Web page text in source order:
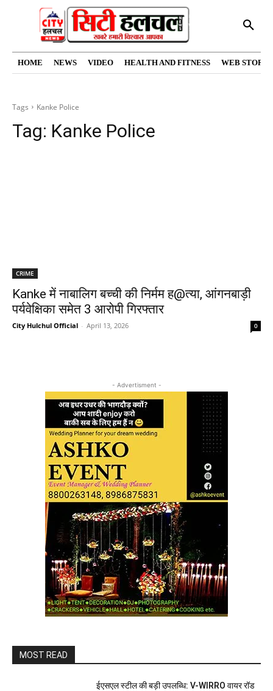
HOME NEWS VIDEO HEALTH AND FITNESS WEB
Tags Kanke Police
Tag: Kanke Police
CRIME
Kanke में नाबालिग बच्ची की निर्मम ह@त्या, आंगनबाड़ी
पर्यवेक्षिका समेत 3 आरोपी गिरफ्तार
City Hulchul Official - April 13, 2026 0
- Advertisment -
MOST READ
ईएसएल स्टील की बड़ी उपलब्धि: V-WIRRO वायर रॉड